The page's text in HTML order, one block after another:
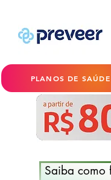
PLANOS DE
Saiba como